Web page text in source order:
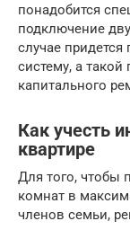
понадобится
подключение
случае
систему, а такой
капитального
Как учесть
квартире
Для того, чтобы
комнат в
членов семьи,